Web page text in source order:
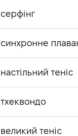
серфінг
синхронне
настільний теніс
тхеквондо
великий теніс